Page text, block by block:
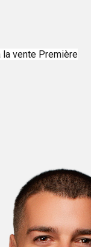
la vente Première